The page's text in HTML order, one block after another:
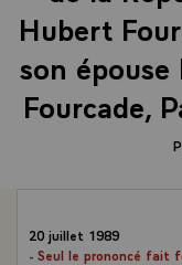
Hubert
son
Fourcade,
20 juillet 1989
- Seul le prononcé fait